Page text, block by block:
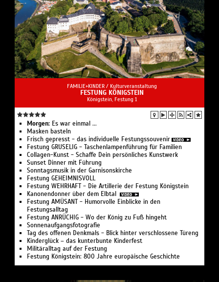
FAMILIE+KINDER / Kulturveranstaltung
FESTUNG KÖNIGSTEIN
Königstein, Festung 1
Morgen: Es war einmal ...
Masken basteln
Frisch gepresst - das individuelle Festungssouvenir
Festung GRUSELIG - Taschenlampenführung für Familien
Collagen-Kunst - Schaffe Dein persönliches Kunstwerk
Sunset Dinner mit Führung
Sonntagsmusik in der Garnisonskirche
Festung GEHEIMNISVOLL
Festung WEHRHAFT - Die Artillerie der Festung Königstein
Kanonendonner über dem Elbtal
Festung AMÜSANT - Humorvolle Einblicke in den
Festungsalltag
Festung ANRÜCHIG - Wo der König zu Fuß hingeht
Sonnenaufgangsfotografie
Tag des offenen Denkmals - Blick hinter verschlossene Türeng
Kinderglück – das kunterbunte Kinderfest
Militäralltag auf der Festung
Festung Königstein: 800 Jahre europäische Geschichte